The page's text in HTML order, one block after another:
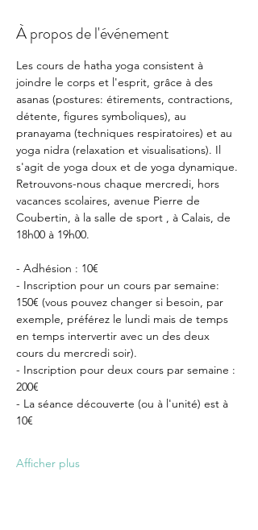
À propos de l'événement
Les cours de hatha yoga consistent à
joindre le corps et l'esprit, grâce à des
asanas (postures: étirements, contractions,
détente, figures symboliques), au
pranayama (techniques respiratoires) et au
yoga nidra (relaxation et visualisations). Il
s'agit de yoga doux et de yoga dynamique.
Retrouvons-nous chaque mercredi, hors
vacances scolaires, avenue Pierre de
Coubertin, à la salle de sport , à Calais, de
18h00 à 19h00.
- Adhésion : 10€
- Inscription pour un cours par semaine:
150€ (vous pouvez changer si besoin, par
exemple, préférez le lundi mais de temps
en temps intervertir avec un des deux
cours du mercredi soir).
- Inscription pour deux cours par semaine :
200€
- La séance découverte (ou à l'unité) est à
10€
Afficher plus